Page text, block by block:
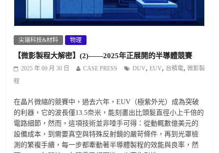
尖端科技&材料 物理
【微影製程大解密】(2)——2025年正展開的半導體競賽
2025 年 09 月 30 日 CASE PRESS DUV,EUV, 台積電,微影製
程
在晶片微縮的競賽中，過去六年，EUV（極紫外光）成為突破
的利器，它的波長僅13.5奈米，能刻畫出比頭髮直徑小上千倍的
電路細節，然而，這項技術並非唾手可得：從動輒數億美元的
設備成本，到需要真空與特殊反射鏡的嚴苛條件，再到光罩檢
測的繁複手續，每一步都牽動著半導體製程的效能與良率，然